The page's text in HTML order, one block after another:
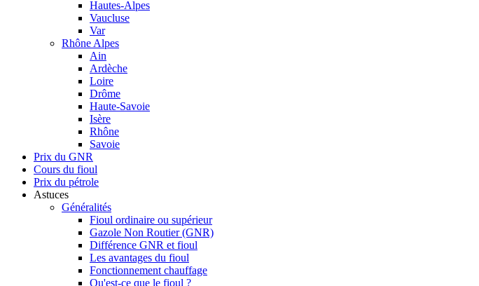
Hautes-Alpes
Vaucluse
Var
Rhône Alpes
Ain
Ardèche
Loire
Drôme
Haute-Savoie
Isère
Rhône
Savoie
Prix du GNR
Cours du fioul
Prix du pétrole
Astuces
Généralités
Fioul ordinaire ou supérieur
Gazole Non Routier (GNR)
Différence GNR et fioul
Les avantages du fioul
Fonctionnement chauffage
Qu'est-ce que le fioul ?